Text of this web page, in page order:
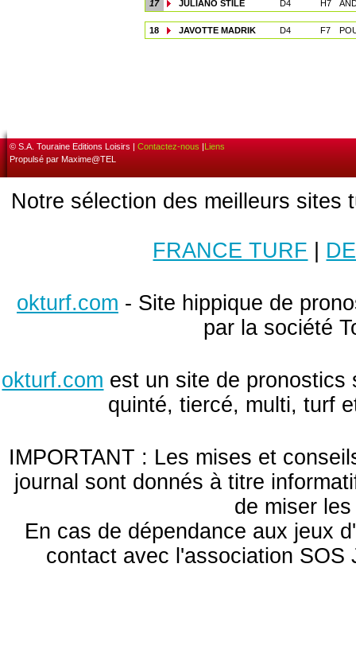
17 JULIANO STILE D4 H7
18 JAVOTTE MADRIK D4 F7
© S.A. Touraine Editions Loisirs | Contactez-nous |Liens
Propulsé par Maxime@TEL
Notre sélection des meilleurs sites
FRANCE TURF
okturf.com - Site hippique de
par la société
okturf.com est un site de pronostics
quinté, tiercé, multi, turf
IMPORTANT : Les mises et
journal sont donnés à titre
de miser
En cas de dépendance aux jeux
contact avec l'association